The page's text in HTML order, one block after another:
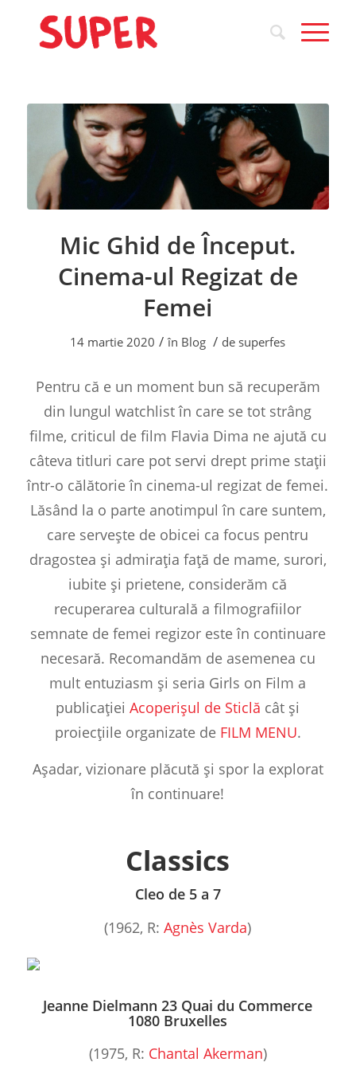
Mic Ghid de Început.
Cinema-ul Regizat de
Femei
14 martie 2020 / în Blog / desuperfes
Pentru că e un moment bun să recuperăm
din lungul watchlist în care se tot strâng
filme, criticul de film Flavia Dima ne ajută cu
câteva titluri care pot servi drept prime stații
într-o călătorie în cinema-ul regizat de femei.
Lăsând la o parte anotimpul în care suntem,
care servește de obicei ca focus pentru
dragostea și admirația față de mame, surori,
iubite și prietene, considerăm că
recuperarea culturală a filmografiilor
semnate de femei regizor este în continuare
necesară. Recomandăm de asemenea cu
mult entuziasm și seria Girls on Film a
publicațieiAcoperișul de Sticlă cât și
proiecțiile organizate deFILM MENU.
Așadar, vizionare plăcută și spor la explorat
în continuare!
Classics
Cleo de 5 a 7
(1962, R:Agnès Varda)
Jeanne Dielmann 23 Quai du Commerce
1080 Bruxelles
(1975, R: Chantal Akerman)